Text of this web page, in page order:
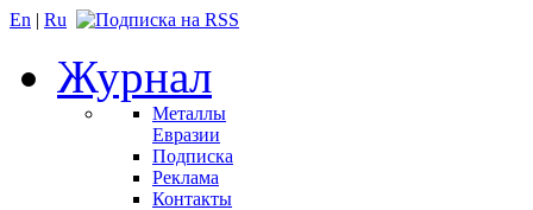
En | Ru
Журнал
Металлы
Евразии
Подписка
Реклама
Контакты